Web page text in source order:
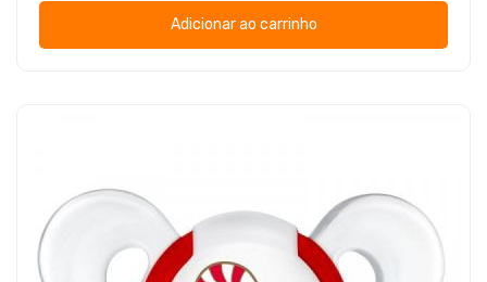
Adicionar ao carrinho